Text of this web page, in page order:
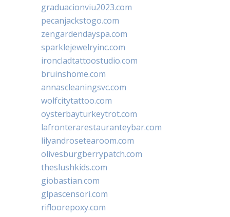
graduacionviu2023.com
pecanjackstogo.com
zengardendayspa.com
sparklejewelryinc.com
ironcladtattoostudio.com
bruinshome.com
annascleaningsvc.com
wolfcitytattoo.com
oysterbayturkeytrot.com
lafronterarestauranteybar.com
lilyandrosetearoom.com
olivesburgberrypatch.com
theslushkids.com
giobastian.com
glpascensori.com
rifloorepoxy.com